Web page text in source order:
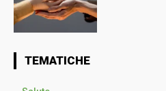
TEMATICHE